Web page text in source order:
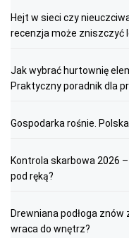
Hejt w sieci czy
recenzja może zniszczyć
Jak wybrać hurtownię
Praktyczny poradnik dla
Gospodarka rośnie.
Kontrola skarbowa 2026
pod ręką?
Drewniana podłoga
wraca do wnętrz?